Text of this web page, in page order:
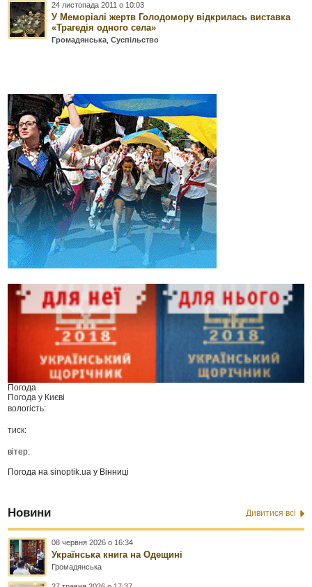
24 листопада 2011 о 10:03
У Меморіалі жертв Голодомору відкрилась виставка
«Трагедія одного села»
Громадянська,Суспільство
Погода
Погода у Києві
вологість:
тиск:
вітер:
Погода наsinoptik.ua у Вінниці
Новини Дивитися всі
08 червня 2026 о 16:34
Українська книга на Одещині
Громадянська